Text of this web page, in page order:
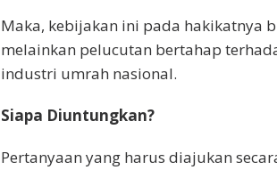
Maka, kebijakan ini pada hakikatnya
melainkan pelucutan bertahap
industri umrah nasional.
Siapa Diuntungkan?
Pertanyaan yang harus diajukan